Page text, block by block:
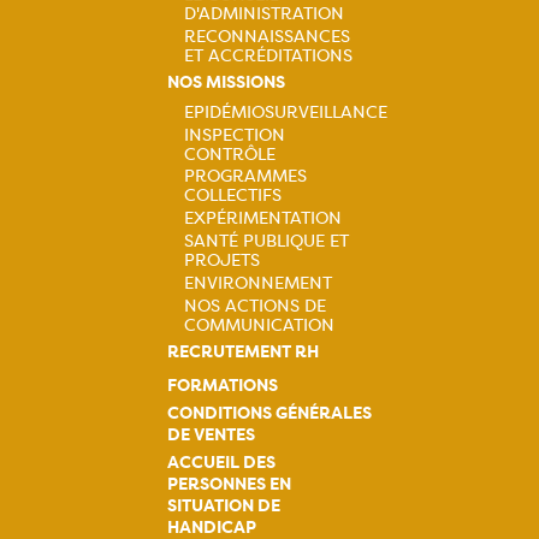
D'ADMINISTRATION
RECONNAISSANCES
ET ACCRÉDITATIONS
NOS MISSIONS
Navigation
principale
EPIDÉMIOSURVEILLANCE
INSPECTION
CONTRÔLE
PROGRAMMES
COLLECTIFS
EXPÉRIMENTATION
SANTÉ PUBLIQUE ET
PROJETS
ENVIRONNEMENT
NOS ACTIONS DE
COMMUNICATION
RECRUTEMENT RH
FORMATIONS
CONDITIONS GÉNÉRALES
DE VENTES
ACCUEIL DES
PERSONNES EN
SITUATION DE
HANDICAP